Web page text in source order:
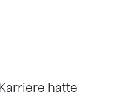
hatte